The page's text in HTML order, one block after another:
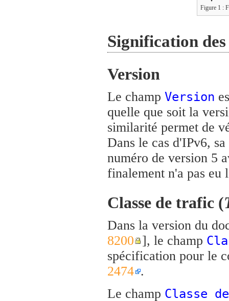
Figure 1 :
Signification
Version
Le champ Version
quelle que soit la
similarité permet de
Dans le cas d'IPv6,
numéro de version 5
finalement n'a pas eu
Classe de trafic (
Dans la version du
8200
], le champ
spécification pour le
2474 .
Le champ Classe